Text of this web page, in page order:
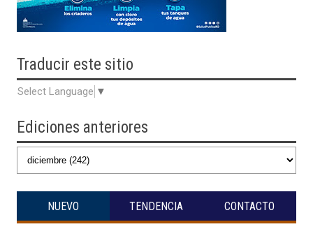
Traducir este sitio
Select Language ▼
Ediciones anteriores
NUEVO TENDENCIA CONTACTO